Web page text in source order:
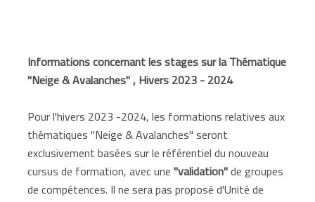
Informations concernant les stages sur la Thématique
"Neige & Avalanches" , Hivers 2023 - 2024
Pour l'hivers 2023 -2024, les formations relatives aux
thématiques "Neige & Avalanches" seront
exclusivement basées sur le référentiel du nouveau
cursus de formation, avec une"validation"de groupes
de compétences. Il ne sera pas proposé d'Unité de